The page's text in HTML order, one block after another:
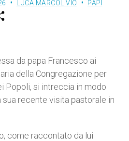
LUCA MARCOLIVIO PAPI
da papa Francesco ai
della Congregazione per
Popoli, si intreccia in modo
recente visita pastorale in
come raccontato da lui